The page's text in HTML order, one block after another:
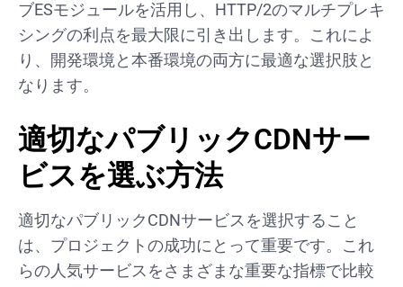
ブESモジュールを活用し、HTTP/2のマルチプレキ
シングの利点を最大限に引き出します。これによ
り、開発環境と本番環境の両方に最適な選択肢と
なります。
適切なパブリックCDNサー
ビスを選ぶ方法
適切なパブリックCDNサービスを選択すること
は、プロジェクトの成功にとって重要です。これ
らの人気サービスをさまざまな重要な指標で比較